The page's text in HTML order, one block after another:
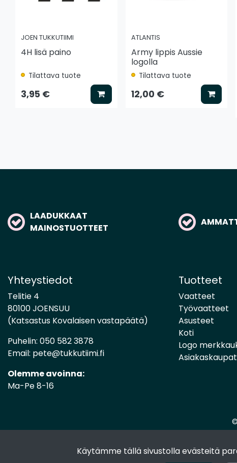
Käytämme tällä sivustolla evästeitä
JOEN TUKKUTIIMI
4H lisä paino
Tilattava tuote
3,95 € Lisää koriin
ATLANTIS
Army lippis Aussie
logolla
Tilattava tuote
12,00 € Lisää
LAADUKKAAT
MAINOSTUOTTEET
Yhteystiedot
Telitie 4
80100 JOENSUU
(Katsastus Kovalaisen vastapäätä)
Puhelin: 050 582 3878
Email: pete@tukkutiimi.fi
Olemme avoinna:
Ma-Pe 8-16
Tuotteet
Vaatteet
Työvaatteet
Asusteet
Koti
Logo
Asiakaskaupat